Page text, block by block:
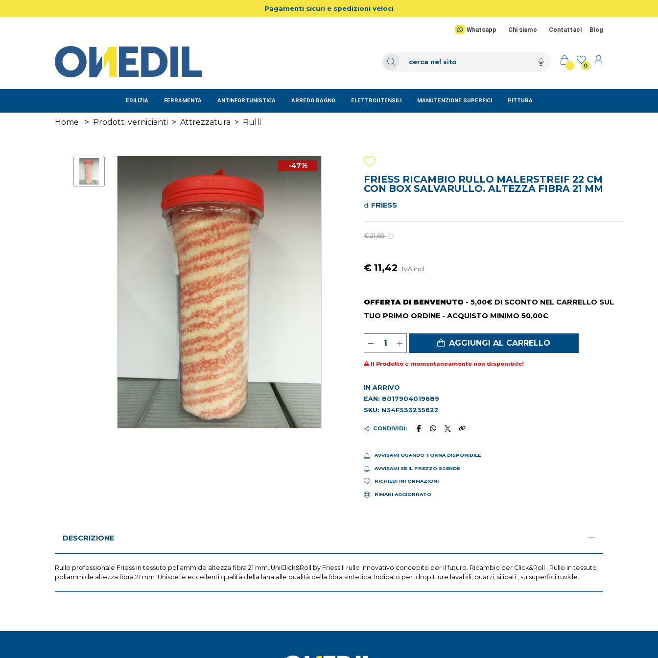
Pagamenti sicuri e spedizioni veloci
Whatsapp Chi siamo Contattaci Blog
0
EDILIZIA FERRAMENTA ANTINFORTUNISTICA ARREDO BAGNO ELETTROUTENSILI MANUTENZIONE SUPERFICI PITTURA
Home > Prodotti vernicianti > Attrezzatura > Rulli
-47%
FRIESS RICAMBIO RULLO MALERSTREIF 22 CM
CON BOX SALVARULLO. ALTEZZA FIBRA 21 MM
di FRIESS
€ 21,69
€ 11,42 IVA incl.
OFFERTA DI BENVENUTO - 5,00€ DI SCONTO NEL CARRELLO SUL
TUO PRIMO ORDINE - ACQUISTO MINIMO 50,00€
AGGIUNGI AL CARRELLO
Il Prodotto è momentaneamente non disponibile!
IN ARRIVO
EAN: 8017904019689
SKU: N34F533235622
CONDIVIDI:
AVVISAMI QUANDO TORNA DISPONIBILE
AVVISAMI SE IL PREZZO SCENDE
RICHIEDI INFORMAZIONI
RIMANI AGGIORNATO
DESCRIZIONE
Rullo professionale Friess in tessuto poliammide altezza fibra 21 mm. UniClick&Roll by Friess.Il rullo innovativo concepito per il futuro. Ricambio per Click&Roll . Rullo in tessuto
poliammide altezza fibra 21 mm. Unisce le eccellenti qualità della lana alle qualità della fibra sintetica. Indicato per idropitture lavabili, quarzi, silicati , su superfici ruvide.